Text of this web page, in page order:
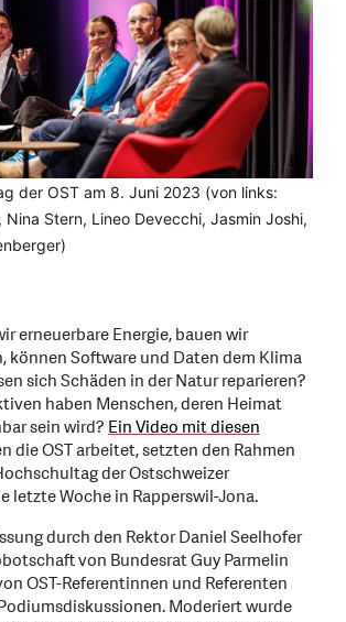
der OST am 8. Juni 2023 (von links:
Nina Stern, Lineo Devecchi, Jasmin Joshi,
erneuerbare Energie, bauen wir
können Software und Daten dem Klima
sich Schäden in der Natur reparieren?
haben Menschen, deren Heimat
sein wird? Ein Video mit diesen
die OST arbeitet, setzten den Rahmen
der Ostschweizer
letzte Woche in Rapperswil-Jona.
durch den Rektor Daniel Seelhofer
von Bundesrat Guy Parmelin
OST-Referentinnen und Referenten
Moderiert wurde